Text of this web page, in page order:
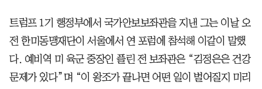
트럼프 1기 행정부에서 국가안보보좌관을 지낸 그는 이날 오
전 한미동맹재단이 서울에서 연 포럼에 참석해 이같이 말했
다. 예비역 미 육군 중장인 플린 전 보좌관은 “김정은은 건강
문제가 있다”며 “이 왕조가 끝나면 어떤 일이 벌어질지 미리